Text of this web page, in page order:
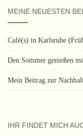
MEINE NEUESTEN
Café(s) in Karlsruhe
Den Sommer genießen
Mein Beitrag zur
IHR FINDET MICH